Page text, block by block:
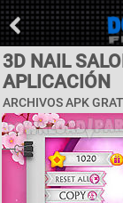
3D NAIL
APLICACIÓN
ARCHIVOS APK